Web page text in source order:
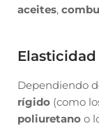
aceites,
Dependiendo
rígido (como
poliuretano o